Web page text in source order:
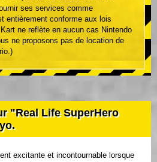
ses services comme
entièrement conforme aux lois
ne reflète en aucun cas Nintendo
ne proposons pas de location de
"Real Life SuperHero
excitante et incontournable lorsque